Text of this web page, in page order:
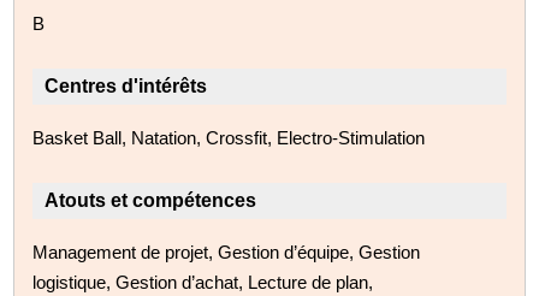
B
Centres d'intérêts
Basket Ball, Natation, Crossfit, Electro-Stimulation
Atouts et compétences
Management de projet, Gestion d’équipe, Gestion
logistique, Gestion d’achat, Lecture de plan,